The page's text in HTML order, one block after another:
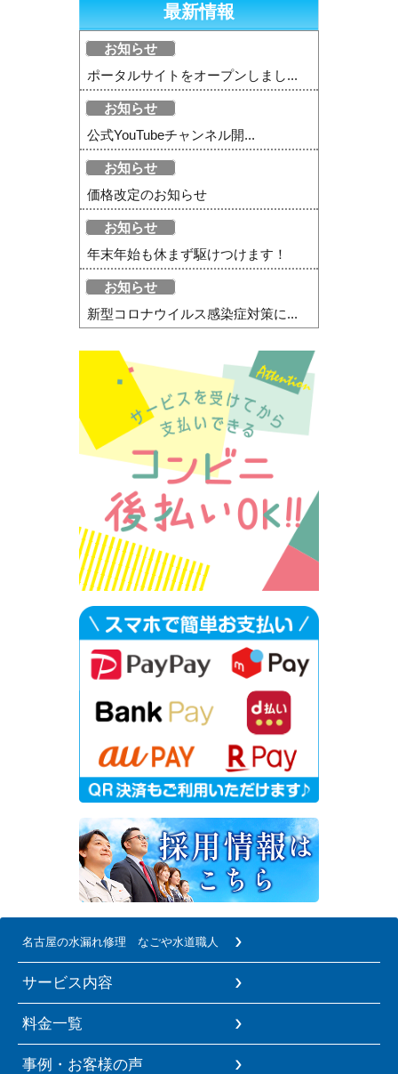
最新情報
お知らせ
ポータルサイトをオープンしまし...
お知らせ
公式YouTubeチャンネル開...
お知らせ
価格改定のお知らせ
お知らせ
年末年始も休まず駆けつけます！
お知らせ
新型コロナウイルス感染症対策に...
名古屋の水漏れ修理 なごや水道職人
サービス内容
料金一覧
事例・お客様の声